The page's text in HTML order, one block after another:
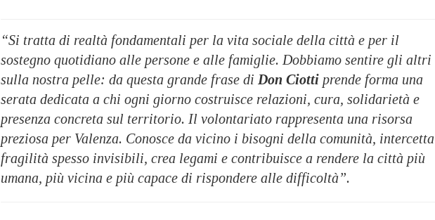
“Si tratta di realtà fondamentali per la vita sociale della città e per il
sostegno quotidiano alle persone e alle famiglie. Dobbiamo sentire gli altri
sulla nostra pelle: da questa grande frase di Don Ciotti prende forma una
serata dedicata a chi ogni giorno costruisce relazioni, cura, solidarietà e
presenza concreta sul territorio. Il volontariato rappresenta una risorsa
preziosa per Valenza. Conosce da vicino i bisogni della comunità, intercetta
fragilità spesso invisibili, crea legami e contribuisce a rendere la città più
umana, più vicina e più capace di rispondere alle difficoltà”.